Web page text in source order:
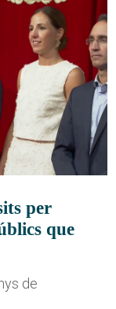
per
que
de